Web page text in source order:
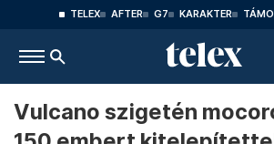
TELEX AFTER G7 KARAKTER
Vulcano szigetén